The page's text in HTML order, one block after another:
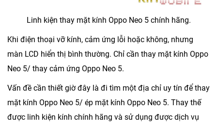
Linh kiện thay mặt kính Oppo Neo 5 chính hãng.
Khi điện thoại vỡ kính, cảm ứng lỗi hoặc không, nhưng
màn LCD hiển thị bình thường. Chỉ cần thay mặt kính Oppo
Neo 5/ thay cảm ứng Oppo Neo 5.
Vấn đề cần thiết giờ đây là đi tìm một địa chỉ uy tín để thay
mặt kính Oppo Neo 5/ ép mặt kính Oppo Neo 5. Thay thế
được linh kiện kính chính hãng và sử dụng được dịch vụ